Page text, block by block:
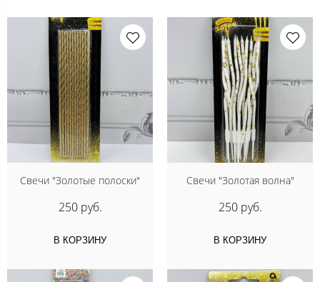
Свечи "Золотые полоски"
250 руб.
В КОРЗИНУ
Свечи "Золотая волна"
250 руб.
В КОРЗИНУ